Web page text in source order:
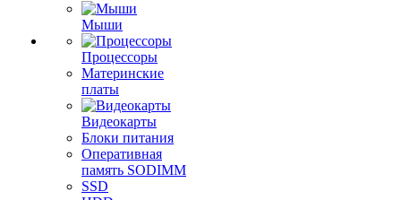
Мыши
Процессоры
Материнские
платы
Видеокарты
Блоки питания
Оперативная
память SODIMM
SSD